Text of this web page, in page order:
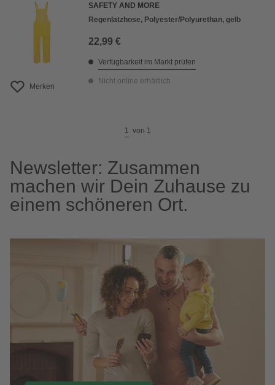
Merken
SAFETY AND MORE
Regenlatzhose, Polyester/Polyurethan, gelb
22,99 €
Verfügbarkeit im Markt prüfen
Nicht online erhältlich
1 von 1
Newsletter: Zusammen
machen wir Dein Zuhause zu
einem schöneren Ort.